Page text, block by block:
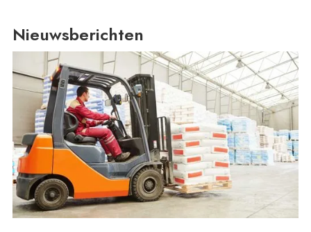
Nieuwsberichten